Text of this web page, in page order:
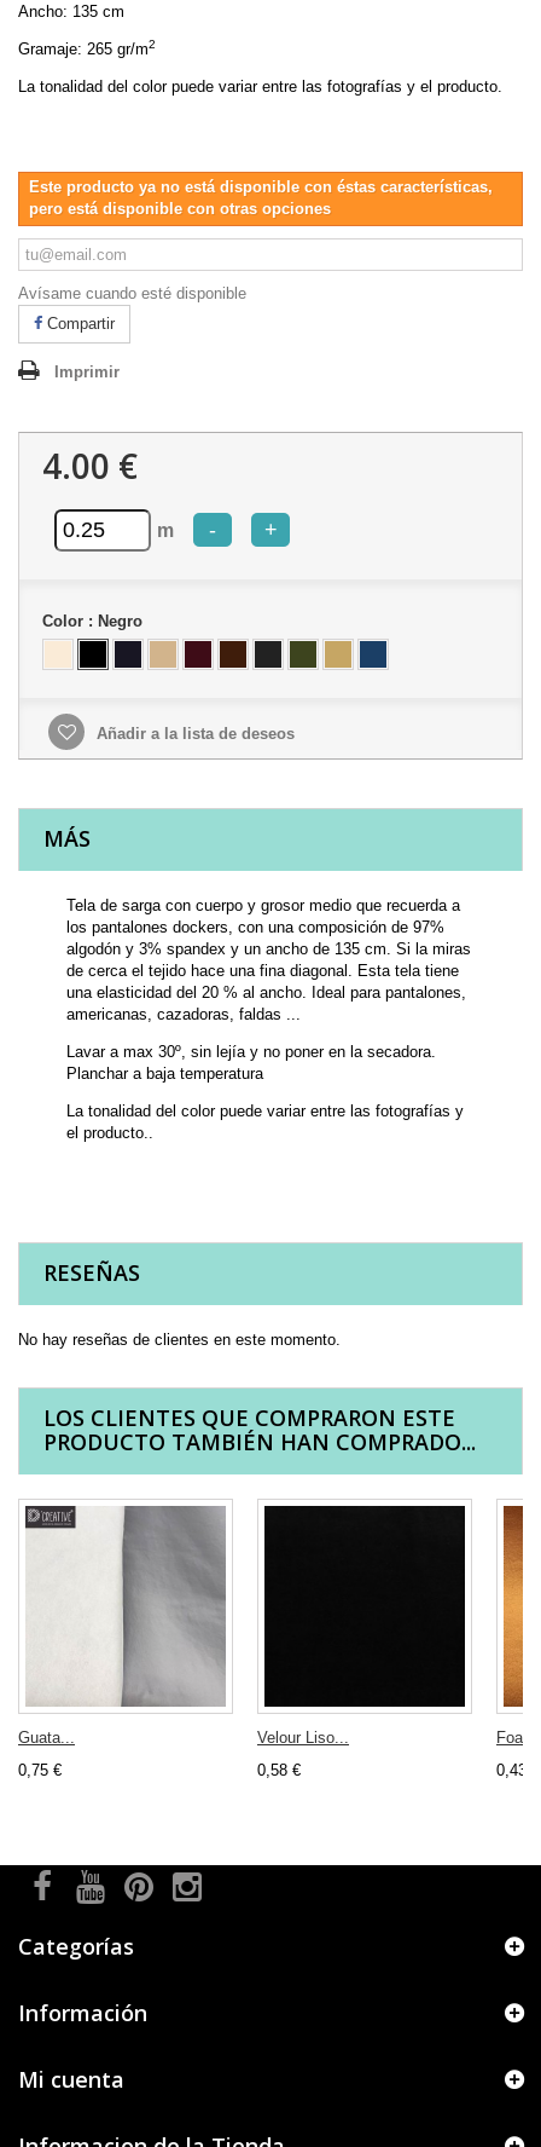
Ancho: 135 cm
Gramaje: 265 gr/m2
La tonalidad del color puede variar entre las fotografías y el producto.
Este producto ya no está disponible con éstas características,
pero está disponible con otras opciones
Avísame cuando esté disponible
Compartir
Imprimir
4.00 €
m - +
Color : Negro
Añadir a la lista de deseos
MÁS
Tela de sarga con cuerpo y grosor medio que recuerda a
los pantalones dockers, con una composición de 97%
algodón y 3% spandex y un ancho de 135 cm. Si la miras
de cerca el tejido hace una fina diagonal. Esta tela tiene
una elasticidad del 20 % al ancho. Ideal para pantalones,
americanas, cazadoras, faldas ...
Lavar a max 30º, sin lejía y no poner en la secadora.
Planchar a baja temperatura
La tonalidad del color puede variar entre las fotografías y
el producto..
RESEÑAS
No hay reseñas de clientes en este momento.
LOS CLIENTES QUE COMPRARON ESTE
PRODUCTO TAMBIÉN HAN COMPRADO...
Guata...
0,75 €
Velour Liso...
0,58 €
0,43 €
Categorías
Información
Mi cuenta